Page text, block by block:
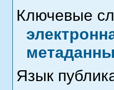
Ключевые
Язык